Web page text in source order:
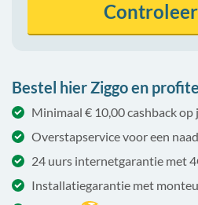
Controleer
Bestel hier Ziggo en
Minimaal € 10,00 cashback op
Overstapservice voor een
24 uurs internetgarantie met
Installatiegarantie met